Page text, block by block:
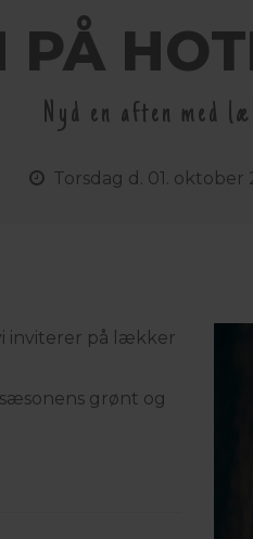
Nyd en aften med
Torsdag d. 01. oktober
inviterer på lækker
grønt og